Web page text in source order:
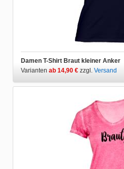
Damen T-Shirt Braut kleiner Anker
Varianten ab 14,90 € zzgl. Versand